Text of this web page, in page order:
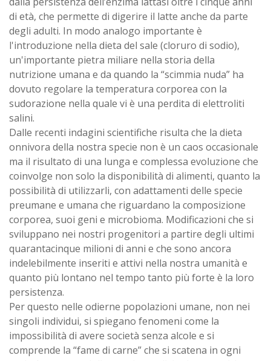
di età, che permette di digerire il latte anche da parte
degli adulti. In modo analogo importante è
l'introduzione nella dieta del sale (cloruro di sodio),
un'importante pietra miliare nella storia della
nutrizione umana e da quando la “scimmia nuda” ha
dovuto regolare la temperatura corporea con la
sudorazione nella quale vi è una perdita di elettroliti
salini.
Dalle recenti indagini scientifiche risulta che la dieta
onnivora della nostra specie non è un caos occasionale
ma il risultato di una lunga e complessa evoluzione che
coinvolge non solo la disponibilità di alimenti, quanto la
possibilità di utilizzarli, con adattamenti delle specie
preumane e umana che riguardano la composizione
corporea, suoi geni e microbioma. Modificazioni che si
sviluppano nei nostri progenitori a partire degli ultimi
quarantacinque milioni di anni e che sono ancora
indelebilmente inseriti e attivi nella nostra umanità e
quanto più lontano nel tempo tanto più forte è la loro
persistenza.
Per questo nelle odierne popolazioni umane, non nei
singoli individui, si spiegano fenomeni come la
impossibilità di avere società senza alcole e si
comprende la “fame di carne” che si scatena in ogni